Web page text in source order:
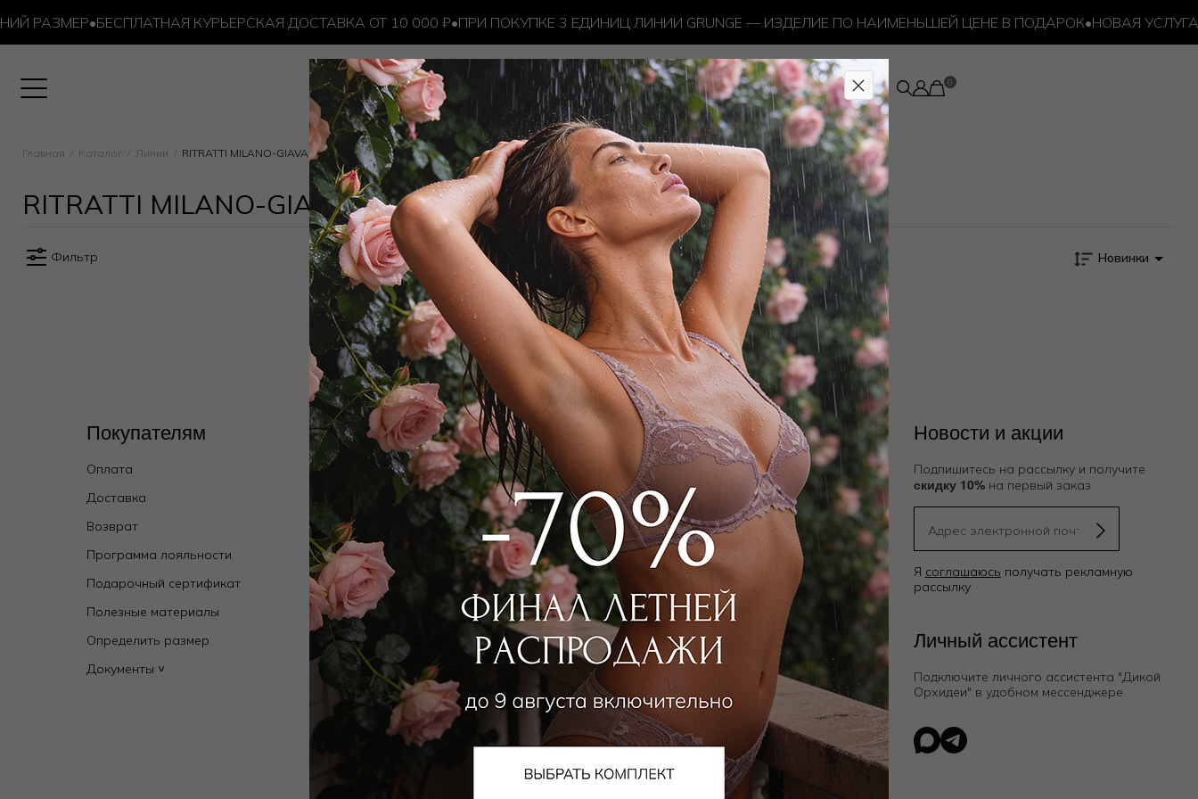
РАЗМЕР•БЕСПЛАТНАЯ КУРЬЕРСКАЯ ДОСТАВКА ОТ 10 000 ₽• ПРИ ПОКУПКЕ 3 ЕДИНИЦ ЛИНИИ GRUNGE — ИЗДЕЛИЕ ПО НАИМЕНЬШЕЙ ЦЕНЕ В ПОДАРОК•НОВАЯ УСЛУГА
Главная Каталог Линии RITRATTI MILANO-GIAVA
RITRATTI MILANO-GIAVA
Фильтр Новинки
Покупателям
Оплата
Доставка
Возврат
Программа лояльности
Подарочный сертификат
Полезные материалы
Определить размер
Документы ˅
Каталог
Wild Orchid — коллекции собственного
бренда
Купальники
Новинки
Мужской ассортимент
Белье
Одежда для спорта
Домашняя одежда
Пляжная одежда
О компании
О нас
Магазины
Контакты
Новости
Прием товара на комиссию
Стать партнером
Новости и акции
Подпишитесь на рассылку и получите
скидку 10%на первый заказ
Я соглашаюсь получать рекламную
рассылку
Личный ассистент
Подключите личного ассистента "Дикой
Орхидеи" в удобном мессенджере